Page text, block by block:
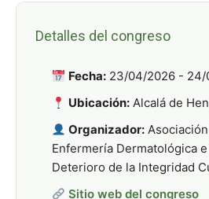
Detalles del congreso
Fecha: 23/04/2026 - 24/
Ubicación: Alcalá de
Organizador:
Enfermería Dermatológica
Deterioro de la Integridad
Sitio web del congreso